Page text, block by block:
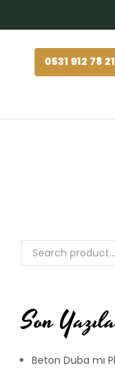
0531 912 78 21
Son
Beton Duba mı